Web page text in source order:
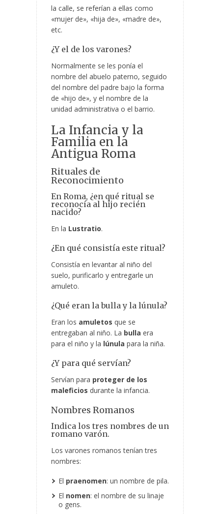
la calle, se referían a ellas como
«mujer de», «hija de», «madre de»,
etc.
¿Y el de los varones?
Normalmente se les ponía el
nombre del abuelo paterno, seguido
del nombre del padre bajo la forma
de «hijo de», y el nombre de la
unidad administrativa o el barrio.
La Infancia y la
Familia en la
Antigua Roma
Rituales de
Reconocimiento
En Roma, ¿en qué ritual se
reconocía al hijo recién
nacido?
En la Lustratio.
¿En qué consistía este ritual?
Consistía en levantar al niño del
suelo, purificarlo y entregarle un
amuleto.
¿Qué eran la bulla y la lúnula?
Eran los amuletos que se
entregaban al niño. La bulla era
para el niño y la lúnula para la niña.
¿Y para qué servían?
Servían para proteger de los
maleficios durante la infancia.
Nombres Romanos
Indica los tres nombres de un
romano varón.
Los varones romanos tenían tres
nombres:
El praenomen: un nombre de pila.
El nomen: el nombre de su linaje
o gens.